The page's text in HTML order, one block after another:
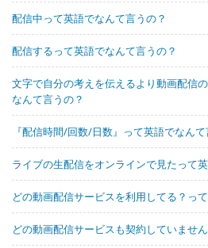
配信中って英語でなんて言うの？
配信するって英語でなんて言うの？
文字で自分の考えを伝えるより動画配信
なんて言うの？
『配信時間/回数/日数』って英語でなんて
ライブの生配信をオンラインで見たって
どの動画配信サービスを利用してる？っ
どの動画配信サービスも契約していませ